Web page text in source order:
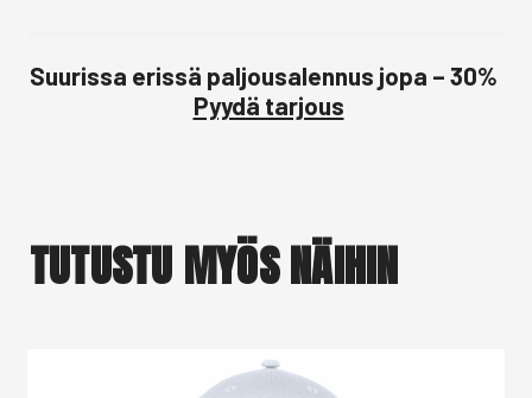
Suurissa erissä paljousalennus jopa – 30%
Pyydä tarjous
TUTUSTU MYÖS NÄIHIN